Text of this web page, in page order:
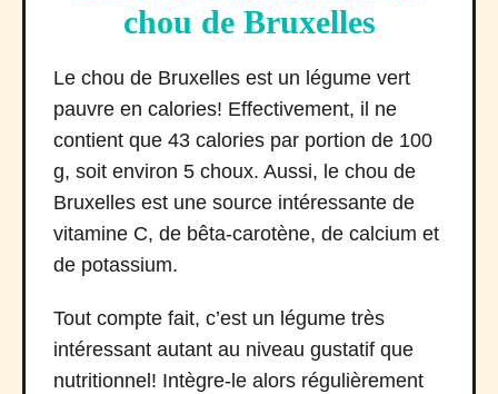
chou de Bruxelles
Le chou de Bruxelles est un légume vert
pauvre en calories! Effectivement, il ne
contient que 43 calories par portion de 100
g, soit environ 5 choux. Aussi, le chou de
Bruxelles est une source intéressante de
vitamine C, de bêta-carotène, de calcium et
de potassium.
Tout compte fait, c’est un légume très
intéressant autant au niveau gustatif que
nutritionnel! Intègre-le alors régulièrement